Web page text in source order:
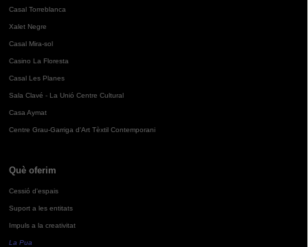
Casal Torreblanca
Xalet Negre
Casal Mira-sol
Casino La Floresta
Casal Les Planes
Sala Clavé - La Unió Centre Cultural
Casa Aymat
Centre Grau-Garriga d'Art Tèxtil Contemporani
Què oferim
Cessió d'espais
Suport a les entitats
Impuls a la creativitat
La Pua